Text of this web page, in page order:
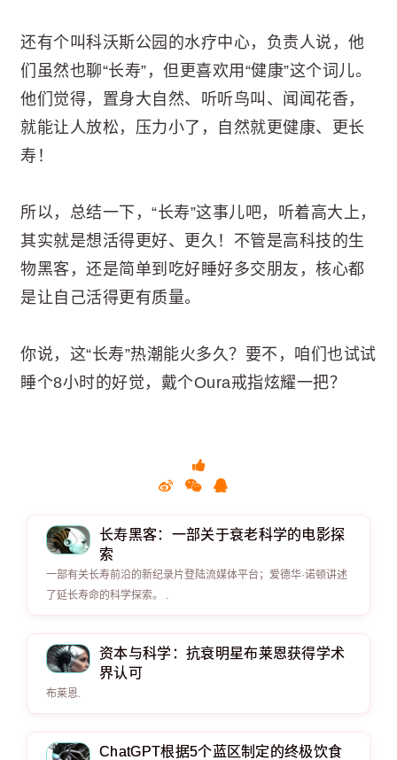
还有个叫科沃斯公园的水疗中心，负责人说，他
们虽然也聊“长寿”，但更喜欢用“健康”这个词儿。
他们觉得，置身大自然、听听鸟叫、闻闻花香，
就能让人放松，压力小了，自然就更健康、更长
寿！
所以，总结一下，“长寿”这事儿吧，听着高大上，
其实就是想活得更好、更久！不管是高科技的生
物黑客，还是简单到吃好睡好多交朋友，核心都
是让自己活得更有质量。
你说，这“长寿”热潮能火多久？要不，咱们也试试
睡个8小时的好觉，戴个Oura戒指炫耀一把？
长寿黑客：一部关于衰老科学的电影探
索
一部有关长寿前沿的新纪录片登陆流媒体平台；爱德华·诺顿讲述
了延长寿命的科学探索。 .
资本与科学：抗衰明星布莱恩获得学术
界认可
布莱恩.
ChatGPT根据5个蓝区制定的终极饮食